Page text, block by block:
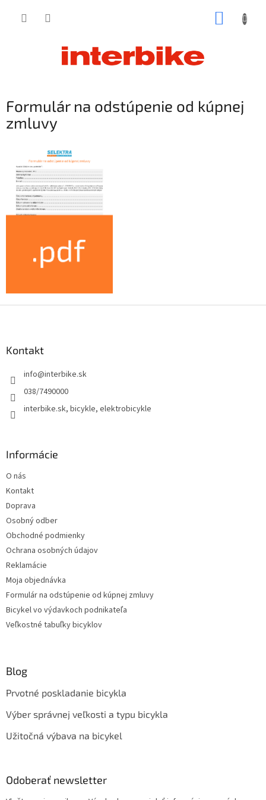
Formulár na odstúpenie od kúpnej
zmluvy
Kontakt
info@interbike.sk
038/7490000
interbike.sk, bicykle, elektrobicykle
Informácie
O nás
Kontakt
Doprava
Osobný odber
Obchodné podmienky
Ochrana osobných údajov
Reklamácie
Moja objednávka
Formulár na odstúpenie od kúpnej zmluvy
Bicykel vo výdavkoch podnikateľa
Veľkostné tabuľky bicyklov
Blog
Prvotné poskladanie bicykla
Výber správnej veľkosti a typu bicykla
Užitočná výbava na bicykel
Odoberať newsletter